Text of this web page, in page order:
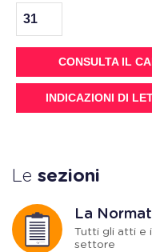
31
CONSULTA IL
INDICAZIONI DI
Le sezioni
La
Tutti gli atti e
settore